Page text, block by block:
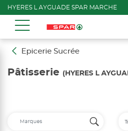
HYERES L AYGUADE SPAR MARCHE
Epicerie Sucrée
Pâtisserie (HYERES L